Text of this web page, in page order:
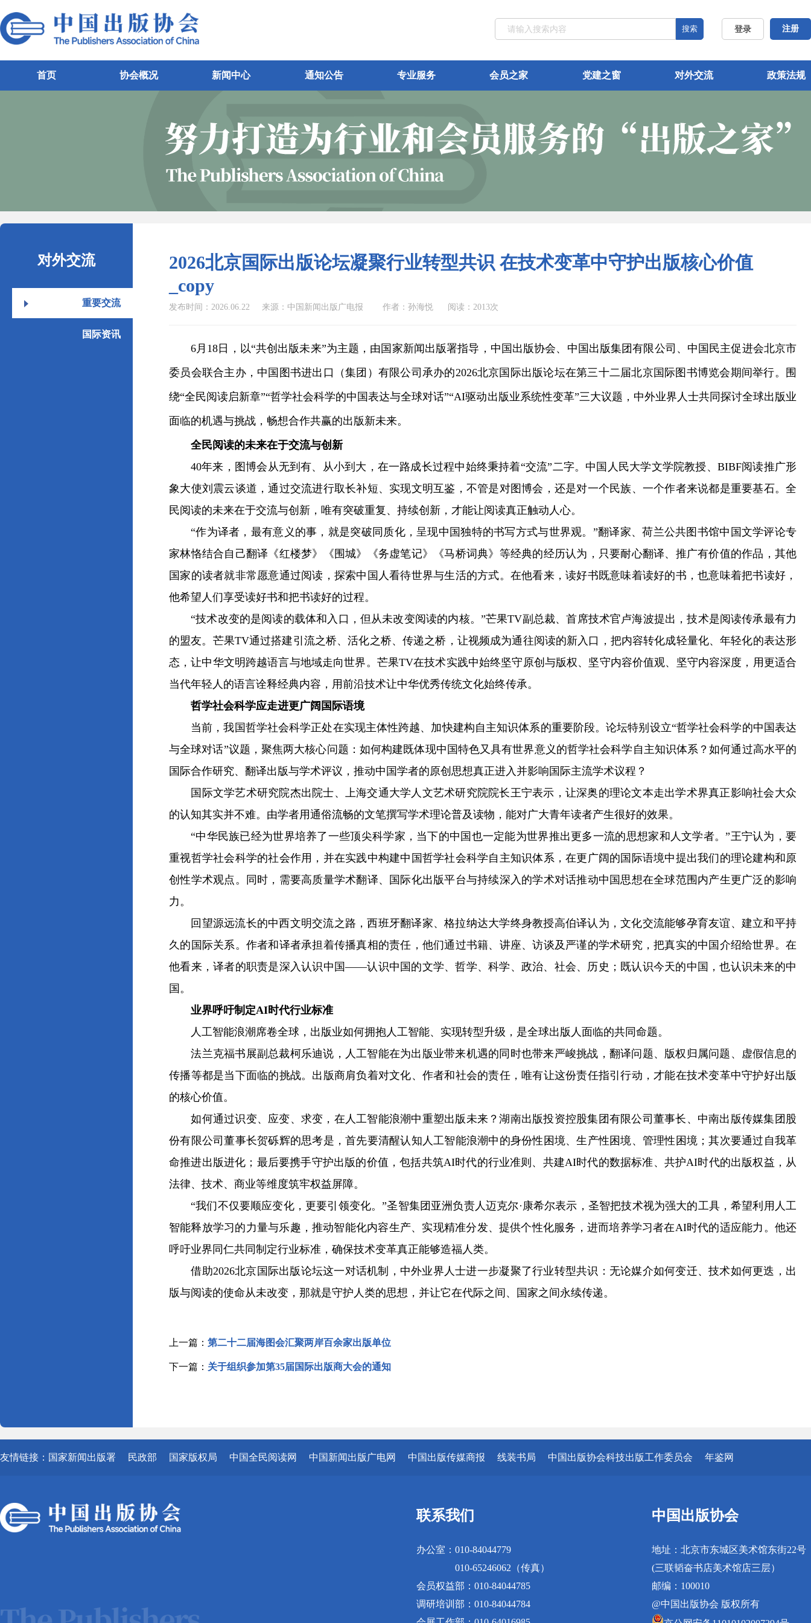
登录 注册
搜索
首页 协会概况 新闻中心 通知公告 专业服务 会员之家 党建之窗 对外交流 政策法规
对外交流
重要交流
国际资讯
2026北京国际出版论坛凝聚行业转型共识 在技术变革中守护出版核心价值
_copy
发布时间：2026.06.22 来源：中国新闻出版广电报 作者：孙海悦 阅读：2013次
6月18日，以“共创出版未来”为主题，由国家新闻出版署指导，中国出版协会、中国出版集团有限公司、中国民主促进会北京市
委员会联合主办，中国图书进出口（集团）有限公司承办的2026北京国际出版论坛在第三十二届北京国际图书博览会期间举行。围
绕“全民阅读启新章”“哲学社会科学的中国表达与全球对话”“AI驱动出版业系统性变革”三大议题，中外业界人士共同探讨全球出版业
面临的机遇与挑战，畅想合作共赢的出版新未来。
全民阅读的未来在于交流与创新
40年来，图博会从无到有、从小到大，在一路成长过程中始终秉持着“交流”二字。中国人民大学文学院教授、BIBF阅读推广形
象大使刘震云谈道，通过交流进行取长补短、实现文明互鉴，不管是对图博会，还是对一个民族、一个作者来说都是重要基石。全
民阅读的未来在于交流与创新，唯有突破重复、持续创新，才能让阅读真正触动人心。
“作为译者，最有意义的事，就是突破同质化，呈现中国独特的书写方式与世界观。”翻译家、荷兰公共图书馆中国文学评论专
家林恪结合自己翻译《红楼梦》《围城》《务虚笔记》《马桥词典》等经典的经历认为，只要耐心翻译、推广有价值的作品，其他
国家的读者就非常愿意通过阅读，探索中国人看待世界与生活的方式。在他看来，读好书既意味着读好的书，也意味着把书读好，
他希望人们享受读好书和把书读好的过程。
“技术改变的是阅读的载体和入口，但从未改变阅读的内核。”芒果TV副总裁、首席技术官卢海波提出，技术是阅读传承最有力
的盟友。芒果TV通过搭建引流之桥、活化之桥、传递之桥，让视频成为通往阅读的新入口，把内容转化成轻量化、年轻化的表达形
态，让中华文明跨越语言与地域走向世界。芒果TV在技术实践中始终坚守原创与版权、坚守内容价值观、坚守内容深度，用更适合
当代年轻人的语言诠释经典内容，用前沿技术让中华优秀传统文化始终传承。
哲学社会科学应走进更广阔国际语境
当前，我国哲学社会科学正处在实现主体性跨越、加快建构自主知识体系的重要阶段。论坛特别设立“哲学社会科学的中国表达
与全球对话”议题，聚焦两大核心问题：如何构建既体现中国特色又具有世界意义的哲学社会科学自主知识体系？如何通过高水平的
国际合作研究、翻译出版与学术评议，推动中国学者的原创思想真正进入并影响国际主流学术议程？
国际文学艺术研究院杰出院士、上海交通大学人文艺术研究院院长王宁表示，让深奥的理论文本走出学术界真正影响社会大众
的认知其实并不难。由学者用通俗流畅的文笔撰写学术理论普及读物，能对广大青年读者产生很好的效果。
“中华民族已经为世界培养了一些顶尖科学家，当下的中国也一定能为世界推出更多一流的思想家和人文学者。”王宁认为，要
重视哲学社会科学的社会作用，并在实践中构建中国哲学社会科学自主知识体系，在更广阔的国际语境中提出我们的理论建构和原
创性学术观点。同时，需要高质量学术翻译、国际化出版平台与持续深入的学术对话推动中国思想在全球范围内产生更广泛的影响
力。
回望源远流长的中西文明交流之路，西班牙翻译家、格拉纳达大学终身教授高伯译认为，文化交流能够孕育友谊、建立和平持
久的国际关系。作者和译者承担着传播真相的责任，他们通过书籍、讲座、访谈及严谨的学术研究，把真实的中国介绍给世界。在
他看来，译者的职责是深入认识中国——认识中国的文学、哲学、科学、政治、社会、历史；既认识今天的中国，也认识未来的中
国。
业界呼吁制定AI时代行业标准
人工智能浪潮席卷全球，出版业如何拥抱人工智能、实现转型升级，是全球出版人面临的共同命题。
法兰克福书展副总裁柯乐迪说，人工智能在为出版业带来机遇的同时也带来严峻挑战，翻译问题、版权归属问题、虚假信息的
传播等都是当下面临的挑战。出版商肩负着对文化、作者和社会的责任，唯有让这份责任指引行动，才能在技术变革中守护好出版
的核心价值。
如何通过识变、应变、求变，在人工智能浪潮中重塑出版未来？湖南出版投资控股集团有限公司董事长、中南出版传媒集团股
份有限公司董事长贺砾辉的思考是，首先要清醒认知人工智能浪潮中的身份性困境、生产性困境、管理性困境；其次要通过自我革
命推进出版进化；最后要携手守护出版的价值，包括共筑AI时代的行业准则、共建AI时代的数据标准、共护AI时代的出版权益，从
法律、技术、商业等维度筑牢权益屏障。
“我们不仅要顺应变化，更要引领变化。”圣智集团亚洲负责人迈克尔·康希尔表示，圣智把技术视为强大的工具，希望利用人工
智能释放学习的力量与乐趣，推动智能化内容生产、实现精准分发、提供个性化服务，进而培养学习者在AI时代的适应能力。他还
呼吁业界同仁共同制定行业标准，确保技术变革真正能够造福人类。
借助2026北京国际出版论坛这一对话机制，中外业界人士进一步凝聚了行业转型共识：无论媒介如何变迁、技术如何更迭，出
版与阅读的使命从未改变，那就是守护人类的思想，并让它在代际之间、国家之间永续传递。
上一篇： 第二十二届海图会汇聚两岸百余家出版单位
下一篇： 关于组织参加第35届国际出版商大会的通知
友情链接： 国家新闻出版署 民政部 国家版权局 中国全民阅读网 中国新闻出版广电网 中国出版传媒商报 线装书局 中国出版协会科技出版工作委员会 年鉴网
联系我们
办公室：010-84044779
010-65246062（传真）
会员权益部：010-84044785
调研培训部：010-84044784
中国出版协会
地址：北京市东城区美术馆东街22号
(三联韬奋书店美术馆店三层）
邮编：100010
@中国出版协会 版权所有